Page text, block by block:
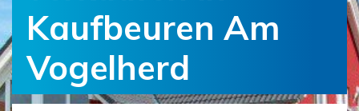
Kaufbeuren Am
Vogelherd